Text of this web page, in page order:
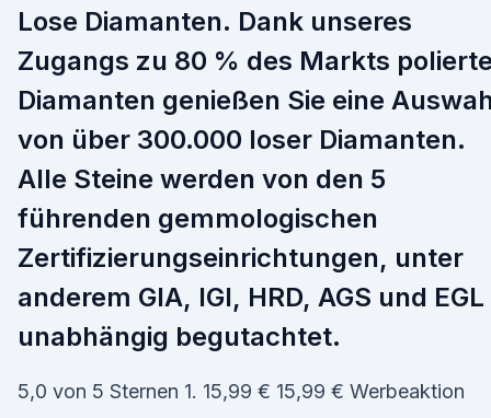
Lose Diamanten. Dank unseres
Zugangs zu 80 % des Markts
Diamanten genießen Sie eine
von über 300.000 loser Diamanten.
Alle Steine werden von den 5
führenden gemmologischen
Zertifizierungseinrichtungen, unter
anderem GIA, IGI, HRD, AGS und EGL
unabhängig begutachtet.
5,0 von 5 Sternen 1. 15,99 € 15,99 € Werbeaktion